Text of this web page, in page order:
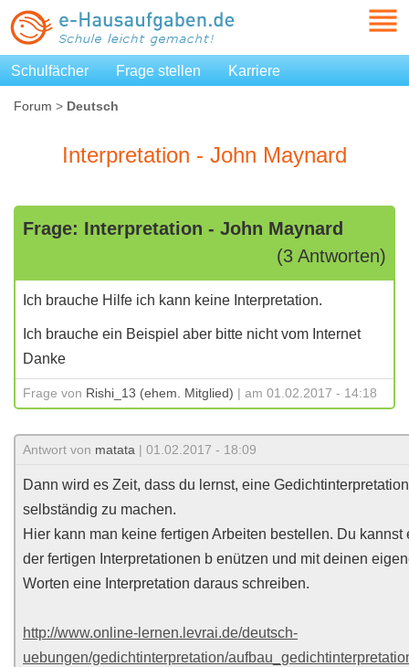
Schulfächer Frage stellen Karriere
Forum > Deutsch
Interpretation - John Maynard
Frage: Interpretation - John Maynard
(3 Antworten)
Ich brauche Hilfe ich kann keine Interpretation.
Ich brauche ein Beispiel aber bitte nicht vom Internet
Danke
Frage von Rishi_13 (ehem. Mitglied) | am 01.02.2017 - 14:18
Antwort von matata | 01.02.2017 - 18:09
Dann wird es Zeit, dass du lernst, eine Gedichtinterpretation
selbständig zu machen.
Hier kann man keine fertigen Arbeiten bestellen. Du kannst
der fertigen Interpretationen b enützen und mit deinen
Worten eine Interpretation daraus schreiben.
http://www.online-lernen.levrai.de/deutsch-
uebungen/gedichtinterpretation/